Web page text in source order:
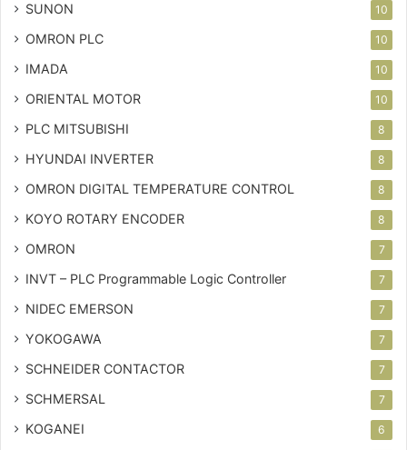
SUNON 10
OMRON PLC 10
IMADA 10
ORIENTAL MOTOR 10
PLC MITSUBISHI 8
HYUNDAI INVERTER 8
OMRON DIGITAL TEMPERATURE CONTROL 8
KOYO ROTARY ENCODER 8
OMRON 7
INVT – PLC Programmable Logic Controller 7
NIDEC EMERSON 7
YOKOGAWA 7
SCHNEIDER CONTACTOR 7
SCHMERSAL 7
KOGANEI 6